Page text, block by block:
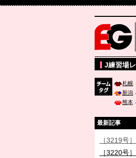
サッカー専門
J練習場
札幌
新潟
熊本
最新記事
［3219号
［3220号